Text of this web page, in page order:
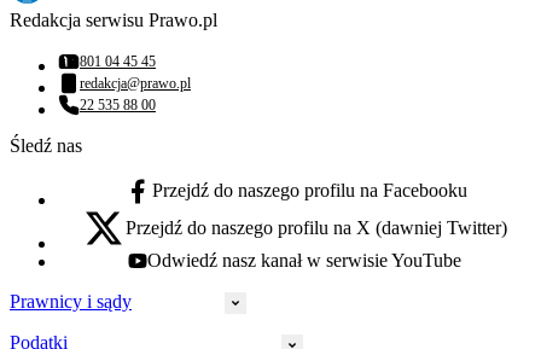
Redakcja serwisu Prawo.pl
Numer telefonu:
801 04 45 45
Adres email:
redakcja@prawo.pl
Numer telefonu:
22 535 88 00
Śledź nas
facebook - otwiera się w nowej karcie
Przejdź do naszego profilu na Facebooku
x - otwiera się w nowej karcie
Przejdź do naszego profilu na X (dawniej Twitter)
youtube - otwiera się w nowej karcie
Odwiedź nasz kanał w serwisie YouTube
Prawnicy i sądy
Podatki